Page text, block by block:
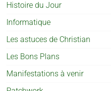
Histoire du Jour
Informatique
Les astuces de Christian
Les Bons Plans
Manifestations à venir